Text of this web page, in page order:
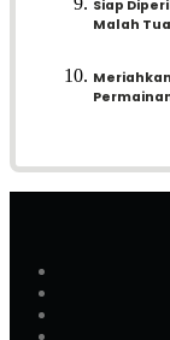
Siap
Malah